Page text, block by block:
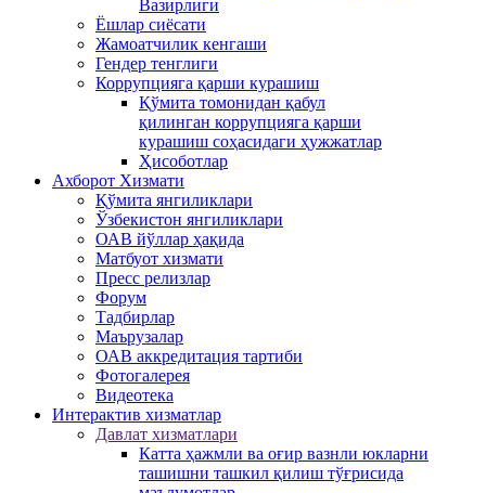
Вазирлиги
Ёшлар сиёсати
Жамоатчилик кенгаши
Гендер тенглиги
Коррупцияга қарши курашиш
Қўмита томонидан қабул
қилинган коррупцияга қарши
курашиш соҳасидаги ҳужжатлар
Ҳисоботлар
Ахборот Хизмати
Қўмита янгиликлари
Ўзбекистон янгиликлари
ОАВ йўллар ҳақида
Матбуот xизмати
Пресс релизлар
Форум
Тадбирлар
Маърузалар
ОАВ аккредитация тартиби
Фотогалерея
Видеотека
Интерактив xизматлар
Давлат хизматлари
Катта ҳажмли ва оғир вазнли юкларни
ташишни ташкил қилиш тўғрисида